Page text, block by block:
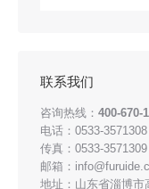
联系我们
咨询热线： 400-670-
电话：0533-3571308
传真：0533-3571309
邮箱：
地址：山东省淄博市